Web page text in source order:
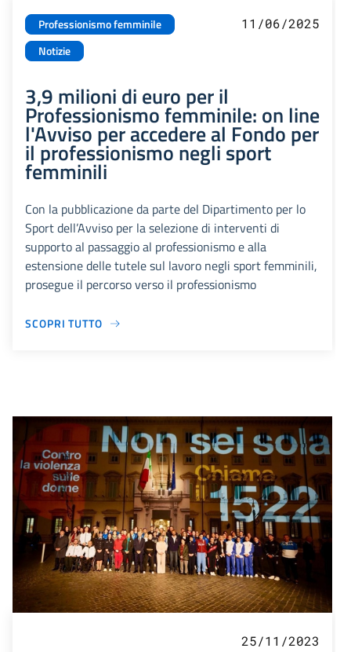
Professionismo femminile
Notizie
11/06/2025
3,9 milioni di euro per il
Professionismo femminile: on line
l'Avviso per accedere al Fondo per
il professionismo negli sport
femminili
Con la pubblicazione da parte del Dipartimento per lo
Sport dell’Avviso per la selezione di interventi di
supporto al passaggio al professionismo e alla
estensione delle tutele sul lavoro negli sport femminili,
prosegue il percorso verso il professionismo
SCOPRI TUTTO
25/11/2023